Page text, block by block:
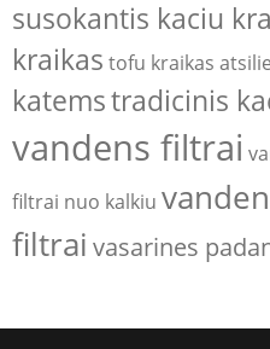
susokantis kaciu
kraikas tofu kraikas
katemstradicinis
vandens filtrai
filtrai nuo kalkiu
filtrai vasarines